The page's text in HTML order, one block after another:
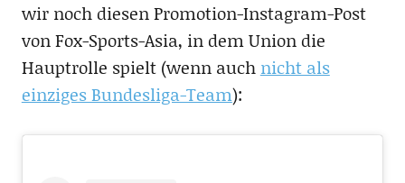
wir noch diesen Promotion-Instagram-Post
von Fox-Sports-Asia, in dem Union die
Hauptrolle spielt (wenn auch nicht als
einziges Bundesliga-Team):